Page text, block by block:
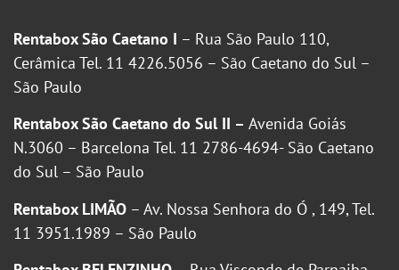
Rentabox São Caetano I – Rua São Paulo 110,
Cerâmica Tel. 11 4226.5056 – São Caetano do Sul –
São Paulo
Rentabox São Caetano do Sul II – Avenida Goiás
N.3060 – Barcelona Tel. 11 2786-4694- São Caetano
do Sul – São Paulo
Rentabox LIMÃO – Av. Nossa Senhora do Ó , 149, Tel.
11 3951.1989 – São Paulo